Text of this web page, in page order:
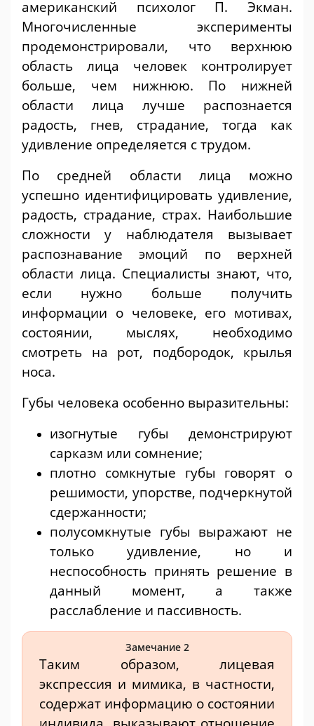
американский психолог П. Экман.
Многочисленные эксперименты
продемонстрировали, что верхнюю
область лица человек контролирует
больше, чем нижнюю. По нижней
области лица лучше распознается
радость, гнев, страдание, тогда как
удивление определяется с трудом.
По средней области лица можно
успешно идентифицировать удивление,
радость, страдание, страх. Наибольшие
сложности у наблюдателя вызывает
распознавание эмоций по верхней
области лица. Специалисты знают, что,
если нужно больше получить
информации о человеке, его мотивах,
состоянии, мыслях, необходимо
смотреть на рот, подбородок, крылья
носа.
Губы человека особенно выразительны:
изогнутые губы демонстрируют
сарказм или сомнение;
плотно сомкнутые губы говорят о
решимости, упорстве, подчеркнутой
сдержанности;
полусомкнутые губы выражают не
только удивление, но и
неспособность принять решение в
данный момент, а также
расслабление и пассивность.
Замечание 2
Таким образом, лицевая
экспрессия и мимика, в частности,
содержат информацию о состоянии